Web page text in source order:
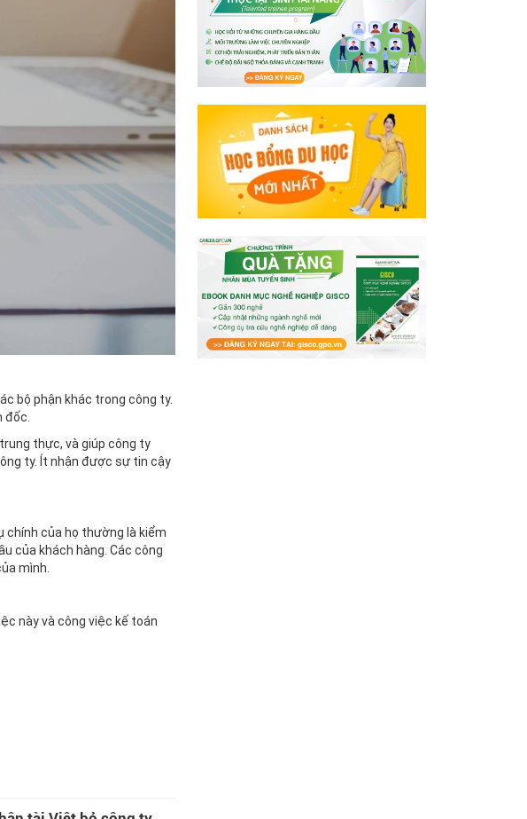
bộ phận khác trong công ty.
đốc.
thực, và giúp công ty
ty. Ít nhận được sự tin cậy
chính của họ thường là kiểm
của khách hàng. Các công
mình.
này và công việc kế toán